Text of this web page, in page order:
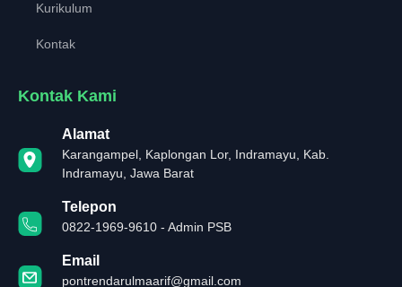
Kurikulum
Kontak
Kontak Kami
Alamat
Karangampel, Kaplongan Lor, Indramayu, Kab.
Indramayu, Jawa Barat
Telepon
0822-1969-9610 - Admin PSB
Email
pontrendarulmaarif@gmail.com